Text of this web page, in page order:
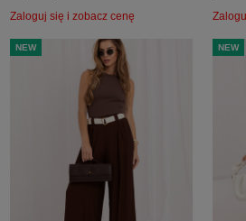
Zaloguj się i zobacz cenę
NEW NEW